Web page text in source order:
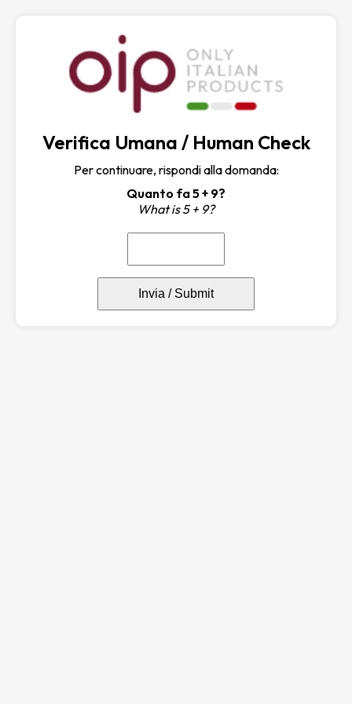
Verifica Umana / Human Check
Per continuare, rispondi alla domanda:
Quanto fa 5 + 9?
What is 5 + 9?
Invia / Submit